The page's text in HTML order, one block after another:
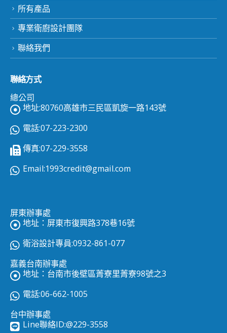
所有產品
專業衛廚設計團隊
聯絡我們
聯絡方式
總公司
地址:80760高雄市三民區凱旋一路143號
電話:07-223-2300
傳真:07-229-3558
Email:1993credit@gmail.com
屏東辦事處
地址：屏東市復興路378巷16號
衛浴設計專員:0932-861-077
嘉義台南辦事處
地址：台南市後壁區菁寮里菁寮98號之3
電話:06-662-1005
台中辦事處
Line聯絡ID:@229-3558